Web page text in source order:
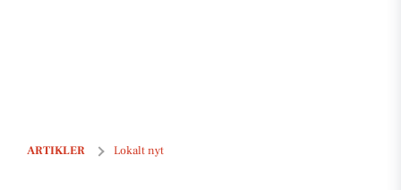
ARTIKLER Lokalt nyt
Team ADEPT vinder konkurrencen om ny bæredygtig